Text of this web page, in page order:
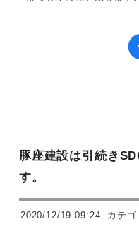
豚座建設は引続き
す。
2020/12/19 09:24 カテゴ